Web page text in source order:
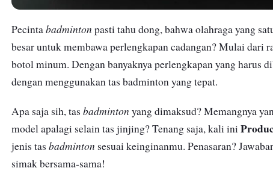
Pecintabadminton pasti tahu dong, bahwa olahraga yang
besar untuk membawa perlengkapan cadangan? Mulai dari
botol minum. Dengan banyaknya perlengkapan yang harus
dengan menggunakan tas badminton yang tepat.
Apa saja sih, tas badminton yang dimaksud? Memangnya
model apalagi selain tas jinjing? Tenang saja, kali ini
jenis tas badminton sesuai keinginanmu. Penasaran?
simak bersama-sama!